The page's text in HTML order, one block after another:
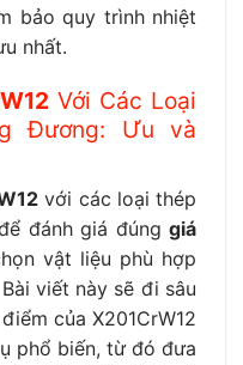
bảo quy trình nhiệt
nhất.
Với Các Loại
Đương: Ưu và
với các loại thép
đánh giá đúng giá
vật liệu phù hợp
viết này sẽ đi sâu
của X201CrW12
phổ biến, từ đó đưa